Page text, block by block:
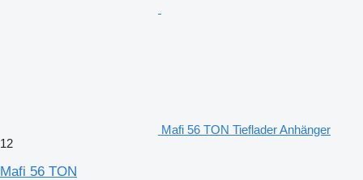
Mafi 56 TON Tieflader Anhänger
12
Mafi 56 TON